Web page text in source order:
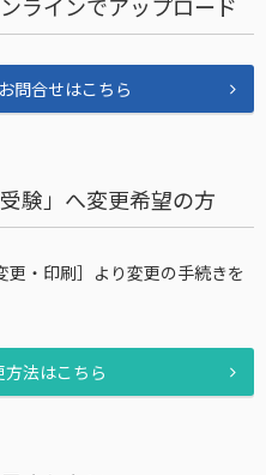
ラインでアップロード
問合せはこちら
験」へ変更希望の方
更・印刷］より変更の手続きを
法はこちら